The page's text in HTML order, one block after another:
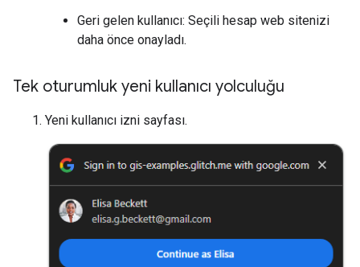
Geri gelen kullanıcı: Seçili hesap web sitenizi
daha önce onayladı.
Tek oturumluk yeni kullanıcı yolculuğu
Yeni kullanıcı izni sayfası.